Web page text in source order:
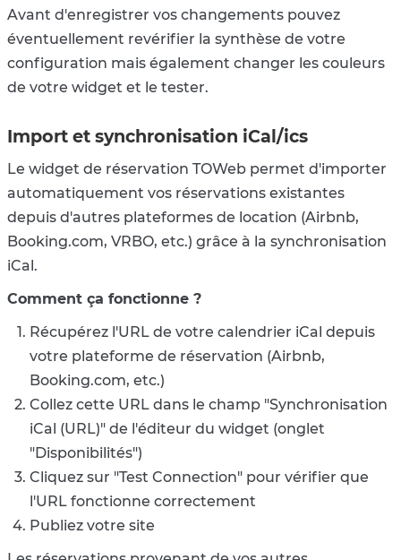
Avant d'enregistrer vos changements pouvez
éventuellement revérifier la synthèse de votre
configuration mais également changer les couleurs
de votre widget et le tester.
Import et synchronisation iCal/ics
Le widget de réservation TOWeb permet d'importer
automatiquement vos réservations existantes
depuis d'autres plateformes de location (Airbnb,
Booking.com, VRBO, etc.) grâce à la synchronisation
iCal.
Comment ça fonctionne ?
Récupérez l'URL de votre calendrier iCal depuis
votre plateforme de réservation (Airbnb,
Booking.com, etc.)
Collez cette URL dans le champ "Synchronisation
iCal (URL)" de l'éditeur du widget (onglet
"Disponibilités")
Cliquez sur "Test Connection" pour vérifier que
l'URL fonctionne correctement
Publiez votre site